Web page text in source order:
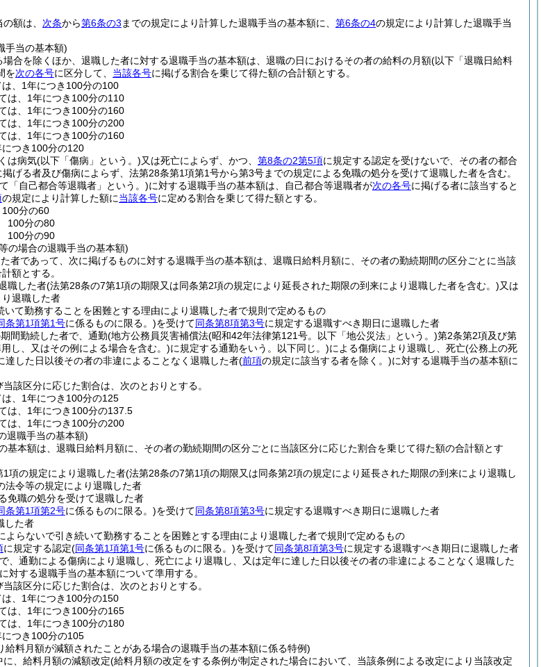
額は、 次条から第6条の3 までの規定により計算した退職手当の基本額に、 第6条の4の規定により計算した退職手当
手当の基本額)
場合を除くほか、退職した者に対する退職手当の基本額は、退職の日におけるその者の給料の月額(以下「退職日給料
を次の各号に区分して、 当該各号に掲げる割合を乗じて得た額の合計額とする。
、1年につき100分の100
は、1年につき100分の110
は、1年につき100分の160
は、1年につき100分の200
は、1年につき100分の160
つき100分の120
は病気(以下「傷病」という。)又は死亡によらず、かつ、 第8条の2第5項に規定する認定を受けないで、その者の都合
掲げる者及び傷病によらず、法第28条第1項第1号から第3号までの規定による免職の処分を受けて退職した者を含む。
「自己都合等退職者」という。)に対する退職手当の基本額は、自己都合等退職者が次の各号に掲げる者に該当すると
の規定により計算した額に当該各号に定める割合を乗じて得た額とする。
分の60
100分の80
100分の90
の場合の退職手当の基本額)
者であって、次に掲げるものに対する退職手当の基本額は、退職日給料月額に、その者の勤続期間の区分ごとに当該
額とする。
職した者(法第28条の7第1項の期限又は同条第2項の規定により延長された期限の到来により退職した者を含む。)又は
退職した者
いて勤務することを困難とする理由により退職した者で規則で定めるもの
条第1項第1号に係るものに限る。)を受けて同条第8項第3号に規定する退職すべき期日に退職した者
間勤続した者で、通勤(地方公務員災害補償法(昭和42年法律第121号。以下「地公災法」という。)第2条第2項及び第
し、又はその例による場合を含む。)に規定する通勤をいう。以下同じ。)による傷病により退職し、死亡(公務上の死
達した日以後その者の非違によることなく退職した者(前項の規定に該当する者を除く。)に対する退職手当の基本額に
該区分に応じた割合は、次のとおりとする。
、1年につき100分の125
は、1年につき100分の137.5
は、1年につき100分の200
退職手当の基本額)
基本額は、退職日給料月額に、その者の勤続期間の区分ごとに当該区分に応じた割合を乗じて得た額の合計額とす
項の規定により退職した者(法第28条の7第1項の期限又は同条第2項の規定により延長された期限の到来により退職し
法令等の規定により退職した者
免職の処分を受けて退職した者
条第1項第2号に係るものに限る。)を受けて同条第8項第3号に規定する退職すべき期日に退職した者
した者
よらないで引き続いて勤務することを困難とする理由により退職した者で規則で定めるもの
に規定する認定(同条第1項第1号に係るものに限る。)を受けて同条第8項第3号に規定する退職すべき期日に退職した者
、通勤による傷病により退職し、死亡により退職し、又は定年に達した日以後その者の非違によることなく退職した
に対する退職手当の基本額について準用する。
該区分に応じた割合は、次のとおりとする。
、1年につき100分の150
は、1年につき100分の165
は、1年につき100分の180
つき100分の105
料月額が減額されたことがある場合の退職手当の基本額に係る特例)
、給料月額の減額改定(給料月額の改定をする条例が制定された場合において、当該条例による改定により当該改定